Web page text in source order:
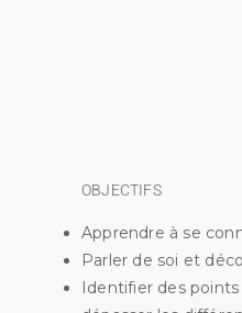
OBJECTIFS
Apprendre à se
Parler de soi et
Identifier des